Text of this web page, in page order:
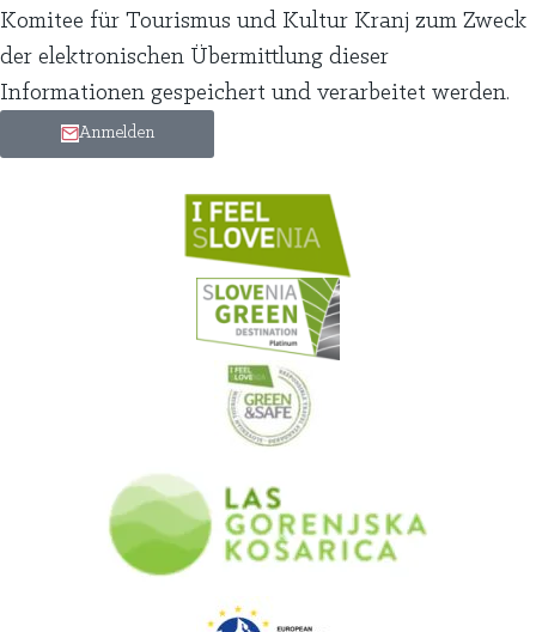
Komitee für Tourismus und Kultur Kranj zum Zweck
der elektronischen Übermittlung dieser
Informationen gespeichert und verarbeitet werden.
Anmelden